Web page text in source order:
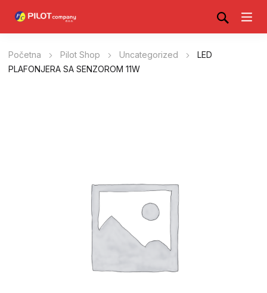
Početna Pilot Shop Uncategorized
LED
PLAFONJERA SA SENZOROM 11W